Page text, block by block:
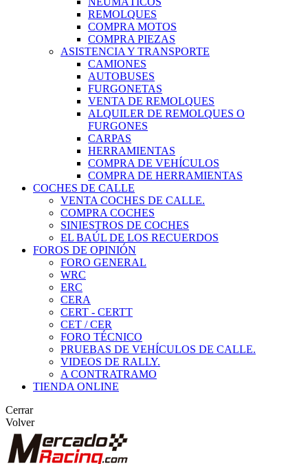
REMOLQUES
COMPRA MOTOS
COMPRA PIEZAS
ASISTENCIA Y TRANSPORTE
CAMIONES
AUTOBUSES
FURGONETAS
VENTA DE REMOLQUES
ALQUILER DE REMOLQUES O
FURGONES
CARPAS
HERRAMIENTAS
COMPRA DE VEHÍCULOS
COMPRA DE HERRAMIENTAS
COCHES DE CALLE
VENTA COCHES DE CALLE.
COMPRA COCHES
SINIESTROS DE COCHES
EL BAÚL DE LOS RECUERDOS
FOROS DE OPINIÓN
FORO GENERAL
WRC
ERC
CERA
CERT - CERTT
CET / CER
FORO TÉCNICO
PRUEBAS DE VEHÍCULOS DE CALLE.
VIDEOS DE RALLY.
A CONTRATRAMO
TIENDA ONLINE
Cerrar
Volver